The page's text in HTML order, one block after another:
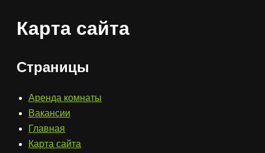
Карта сайта
Страницы
Аренда комнаты
Вакансии
Главная
Карта сайта